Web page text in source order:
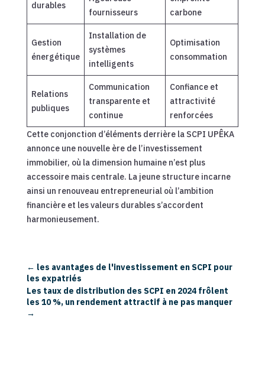
durables
fournisseurs
carbone
Gestion
énergétique
Installation de
systèmes
intelligents
Optimisation
consommation
Relations
publiques
Communication
transparente et
continue
Confiance et
attractivité
renforcées
Cette conjonction d’éléments derrière la SCPI UPÊKA
annonce une nouvelle ère de l’investissement
immobilier, où la dimension humaine n’est plus
accessoire mais centrale. La jeune structure incarne
ainsi un renouveau entrepreneurial où l’ambition
financière et les valeurs durables s’accordent
harmonieusement.
← les avantages de l'investissement en SCPI pour
les expatriés
Les taux de distribution des SCPI en 2024 frôlent
les 10 %, un rendement attractif à ne pas manquer
→